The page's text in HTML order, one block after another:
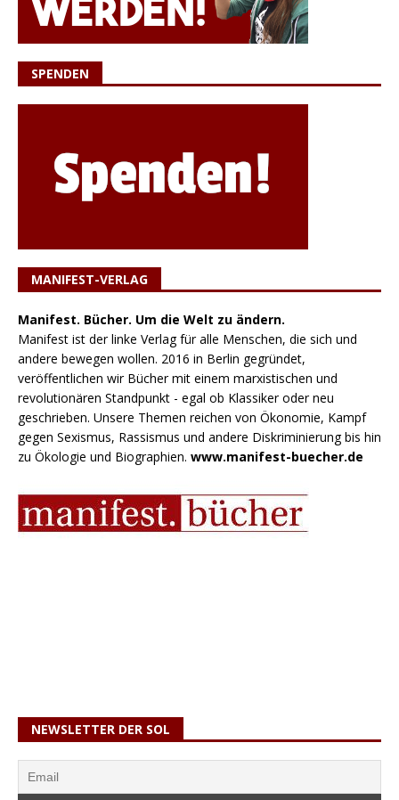
SPENDEN
MANIFEST-VERLAG
Manifest. Bücher. Um die Welt zu ändern.
Manifest ist der linke Verlag für alle Menschen, die sich und
andere bewegen wollen. 2016 in Berlin gegründet,
veröffentlichen wir Bücher mit einem marxistischen und
revolutionären Standpunkt - egal ob Klassiker oder neu
geschrieben. Unsere Themen reichen von Ökonomie, Kampf
gegen Sexismus, Rassismus und andere Diskriminierung bis hin
zu Ökologie und Biographien. www.manifest-buecher.de
NEWSLETTER DER SOL